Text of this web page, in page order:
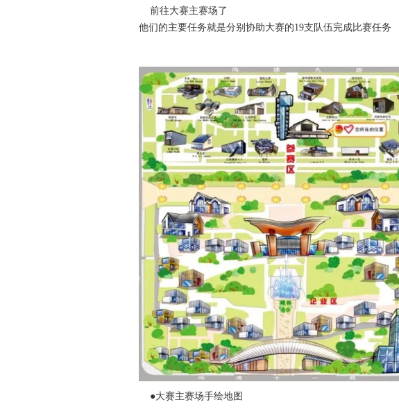
前往大赛主赛场了
他们的主要任务就是分别协助大赛的19支队伍完成比赛任务
●大赛主赛场手绘地图